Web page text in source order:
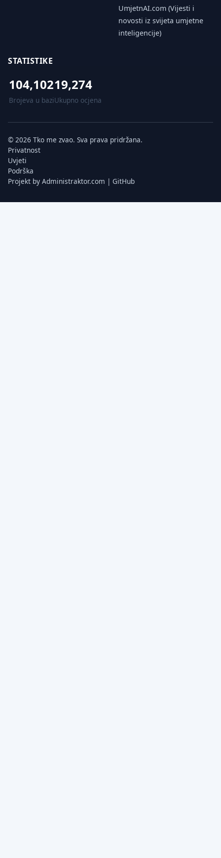
UmjetnAI.com (Vijesti i
novosti iz svijeta umjetne
inteligencije)
STATISTIKE
104,102
Brojeva u bazi
19,274
Ukupno ocjena
© 2026 Tko me zvao. Sva prava pridržana.
Privatnost
Uvjeti
Podrška
Projekt by Administraktor.com | GitHub